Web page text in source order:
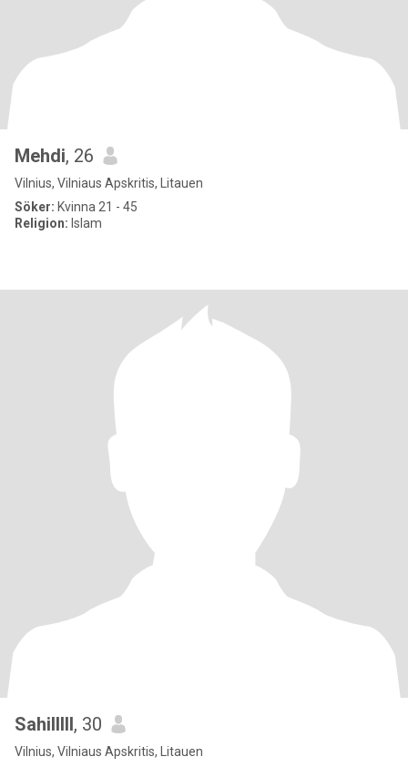
Mehdi, 26
Vilnius, Vilniaus Apskritis, Litauen
Söker: Kvinna 21 - 45
Religion: Islam
Sahilllll, 30
Vilnius, Vilniaus Apskritis, Litauen